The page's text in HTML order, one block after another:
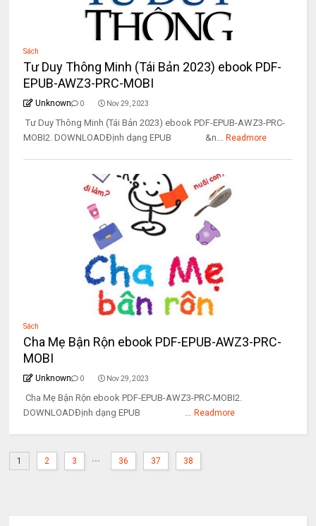
Sách
Tư Duy Thông Minh (Tái Bản 2023) ebook PDF-
EPUB-AWZ3-PRC-MOBI
Unknown 0 Nov 29, 2023
Tư Duy Thông Minh (Tái Bản 2023) ebook PDF-EPUB-AWZ3-PRC-
MOBI2. DOWNLOADĐịnh dạng EPUB &n... Readmore
Sách
Cha Mẹ Bận Rộn ebook PDF-EPUB-AWZ3-PRC-
MOBI
Unknown 0 Nov 29, 2023
Cha Mẹ Bận Rộn ebook PDF-EPUB-AWZ3-PRC-MOBI2.
DOWNLOADĐịnh dạng EPUB ... Readmore
1 2 3 ... 36 37 38